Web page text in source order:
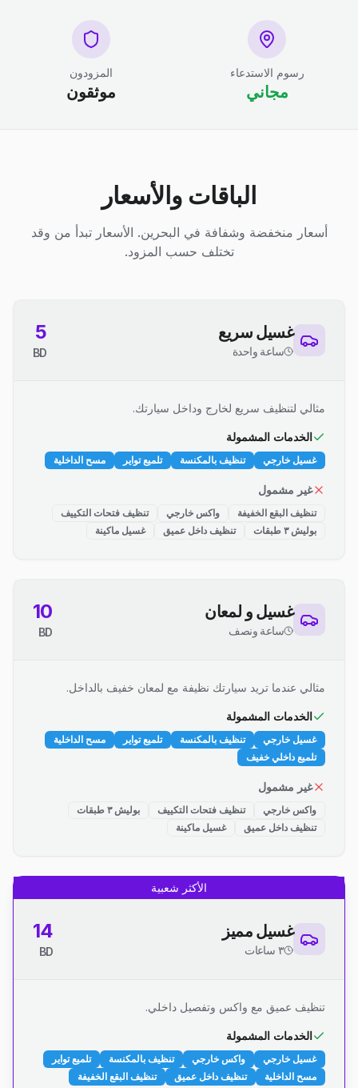
رسوم الاستدعاء
مجاني
المزودون
موثقون
الباقات والأسعار
أسعار منخفضة وشفافة في البحرين. الأسعار تبدأ من وقد
تختلف حسب المزود.
غسيل سريع
ساعة واحدة
5
BD
مثالي لتنظيف سريع لخارج وداخل سيارتك.
الخدمات المشمولة
غسيل خارجي تنظيف بالمكنسة تلميع تواير مسح الداخلية
غير مشمول
تنظيف البقع الخفيفة واكس خارجي
تنظيف فتحات التكييف
بوليش ٣ طبقات
تنظيف داخل عميق غسيل ماكينة
غسيل و لمعان
ساعة ونصف
10
BD
مثالي عندما تريد سيارتك نظيفة مع لمعان خفيف بالداخل.
الخدمات المشمولة
غسيل خارجي تنظيف بالمكنسة تلميع تواير
مسح الداخلية
تلميع داخلي خفيف
غير مشمول
واكس خارجي تنظيف فتحات التكييف
بوليش ٣ طبقات
تنظيف داخل عميق
غسيل ماكينة
الأكثر شعبية
غسيل مميز
٣ ساعات
14
BD
تنظيف عميق مع واكس وتفصيل داخلي.
الخدمات المشمولة
غسيل خارجي واكس خارجي تنظيف بالمكنسة
تلميع تواير
مسح الداخلية
تنظيف داخل عميق تنظيف البقع الخفيفة